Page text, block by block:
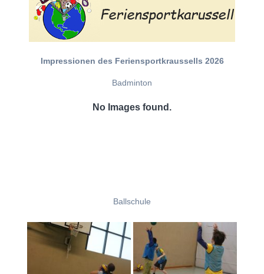
Impressionen des Feriensportkraussells 2026
Badminton
No Images found.
Ballschule